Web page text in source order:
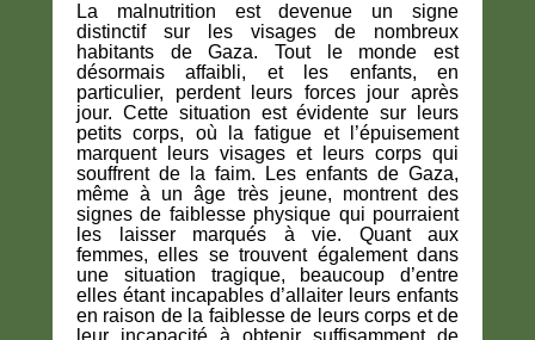
La malnutrition est devenue un signe
distinctif sur les visages de nombreux
habitants de Gaza. Tout le monde est
désormais affaibli, et les enfants, en
particulier, perdent leurs forces jour après
jour. Cette situation est évidente sur leurs
petits corps, où la fatigue et l’épuisement
marquent leurs visages et leurs corps qui
souffrent de la faim. Les enfants de Gaza,
même à un âge très jeune, montrent des
signes de faiblesse physique qui pourraient
les laisser marqués à vie. Quant aux
femmes, elles se trouvent également dans
une situation tragique, beaucoup d’entre
elles étant incapables d’allaiter leurs enfants
en raison de la faiblesse de leurs corps et de